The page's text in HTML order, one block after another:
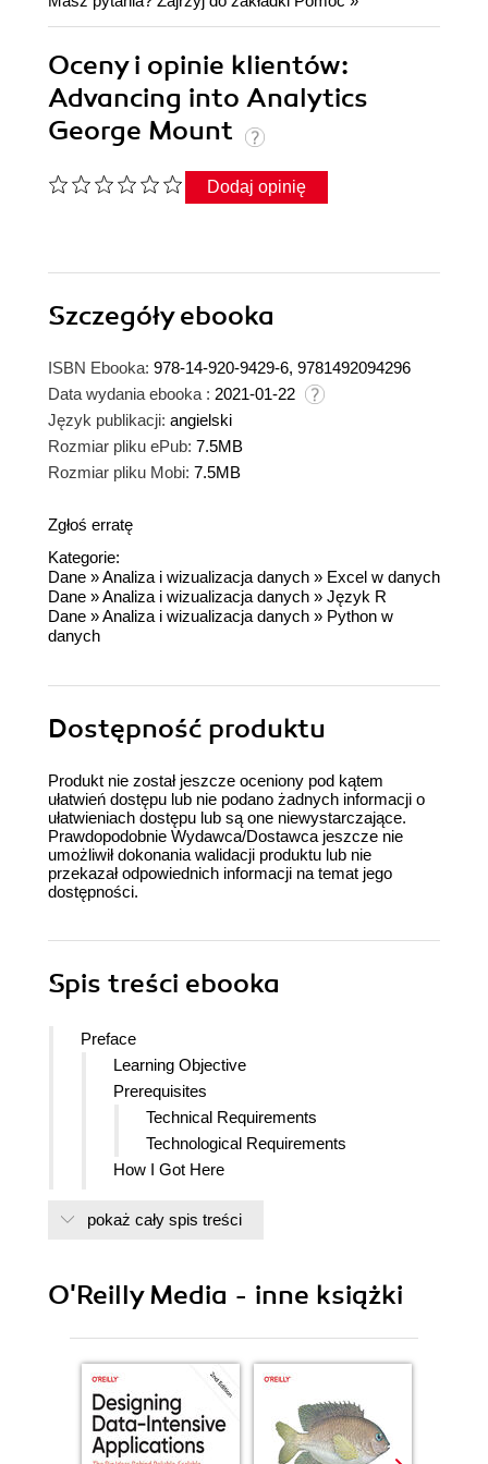
Oceny i opinie klientów:
Advancing into Analytics
George Mount
Dodaj opinię
Szczegółyebooka
ISBN Ebooka: 978-14-920-9429-6, 9781492094296
Data wydania ebooka : 2021-01-22
Język publikacji: angielski
Rozmiar pliku ePub: 7.5MB
Rozmiar pliku Mobi: 7.5MB
Zgłoś erratę
Kategorie:
Dane »Analiza i wizualizacja danych » Excel w danych
Dane »Analiza i wizualizacja danych » Język R
Dane »Analiza i wizualizacja danych » Python w
danych
Dostępność produktu
Produkt nie został jeszcze oceniony pod kątem
ułatwień dostępu lub nie podano żadnych informacji o
ułatwieniach dostępu lub są one niewystarczające.
Prawdopodobnie Wydawca/Dostawca jeszcze nie
umożliwił dokonania walidacji produktu lub nie
przekazał odpowiednich informacji na temat jego
dostępności.
Spis treści ebooka
Preface
Learning Objective
Prerequisites
Technical Requirements
Technological Requirements
How I Got Here
The Instructional Benefits of Excel
This Is Not a Laundry List
Using Code Examples
OReilly Online Learning
How to Contact Us
Acknowledgments
pokaż cały spis treści
O'Reilly Media - inne książki